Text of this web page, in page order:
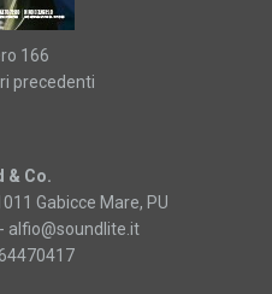
166
precedenti
& Co.
Gabicce Mare, PU
alfio@soundlite.it